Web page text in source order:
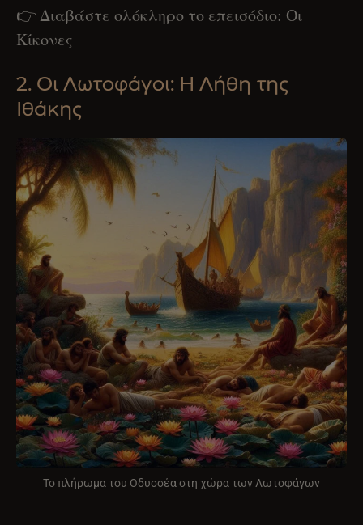
👉 Διαβάστε ολόκληρο το επεισόδιο: Οι
Κίκονες
2. Οι Λωτοφάγοι: Η Λήθη της
Ιθάκης
Το πλήρωμα του Οδυσσέα στη χώρα των Λωτοφάγων